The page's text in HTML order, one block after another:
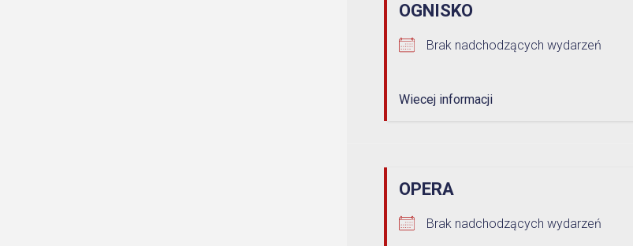
OGNISKO
Brak nadchodzących wydarzeń
Wiecej informacji
OPERA
Brak nadchodzących wydarzeń
System Informacji Przestrzennej
Dworzec Autobusowy
ROZKŁAD JAZDY AUTOBUSÓW – KOMUNIKACJA